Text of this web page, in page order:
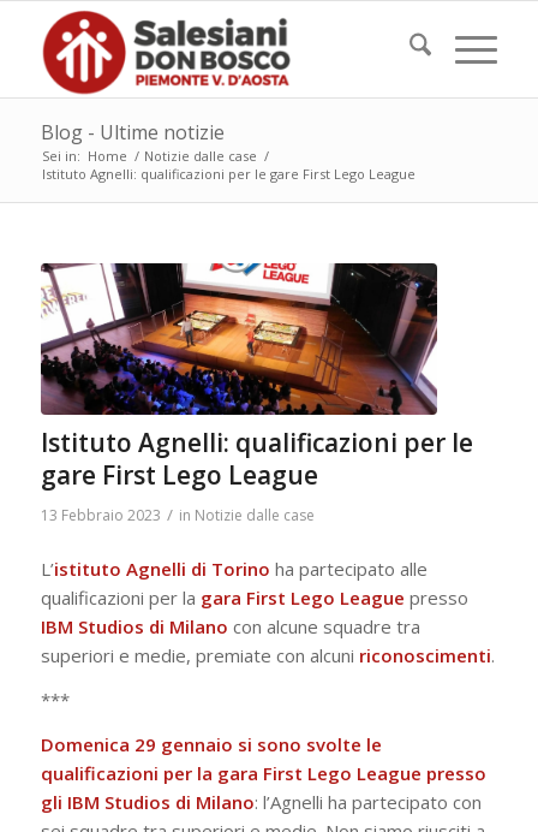
Blog - Ultime notizie
Sei in: Home / Notizie dalle case /
Istituto Agnelli: qualificazioni per le gare First Lego League
Istituto Agnelli: qualificazioni per le
gare First Lego League
13 Febbraio 2023 / in Notizie dalle case
L’istituto Agnelli di Torino ha partecipato alle
qualificazioni per la gara First Lego League presso
IBM Studios di Milano con alcune squadre tra
superiori e medie, premiate con alcuni riconoscimenti.
***
Domenica 29 gennaio si sono svolte le
qualificazioni per la gara First Lego League presso
gli IBM Studios di Milano: l’Agnelli ha partecipato con